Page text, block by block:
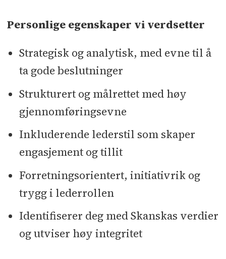
Personlige egenskaper vi verdsetter
Strategisk og analytisk, med evne til å
ta gode beslutninger
Strukturert og målrettet med høy
gjennomføringsevne
Inkluderende lederstil som skaper
engasjement og tillit
Forretningsorientert, initiativrik og
trygg i lederrollen
Identifiserer deg med Skanskas verdier
og utviser høy integritet